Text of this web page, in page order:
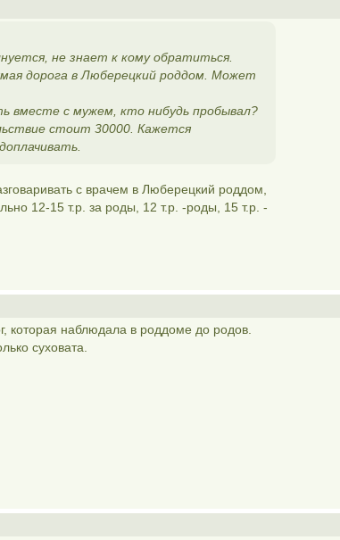
не знает к кому обратиться.
дорога в Люберецкий роддом. Может
вместе с мужем, кто нибудь пробывал?
стоит 30000. Кажется
с врачем в Люберецкий роддом,
12-15 т.р. за роды, 12 т.р. -роды, 15 т.р. -
которая наблюдала в роддоме до родов.
суховата.